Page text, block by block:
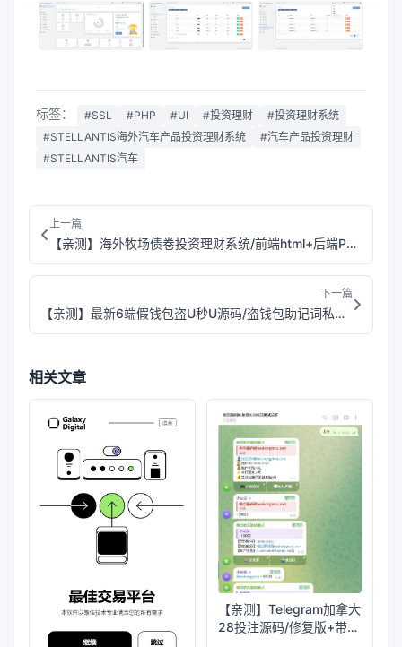
标签： #SSL #PHP #UI #投资理财
#投资理财系统
#STELLANTIS海外汽车产品投资理财系统
#汽车产品投资理财
#STELLANTIS汽车
上一篇
【亲测】海外牧场债卷投资理财系统/前端html+后端PHP
下一篇
【亲测】最新6端假钱包盗U秒U源码/盗钱包助记词私钥源码/前端apk包+后端PHP
相关文章
【亲测】Telegram加拿大
28投注源码/修复版+带搭